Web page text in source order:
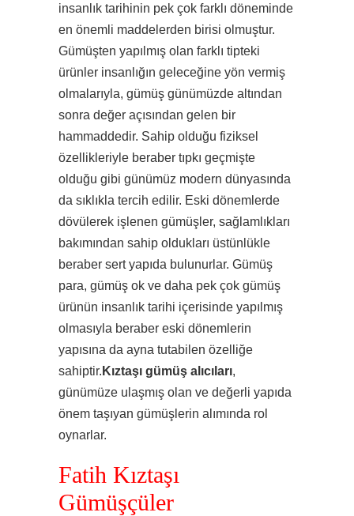
insanlık tarihinin pek çok farklı döneminde
en önemli maddelerden birisi olmuştur.
Gümüşten yapılmış olan farklı tipteki
ürünler insanlığın geleceğine yön vermiş
olmalarıyla, gümüş günümüzde altından
sonra değer açısından gelen bir
hammaddedir. Sahip olduğu fiziksel
özellikleriyle beraber tıpkı geçmişte
olduğu gibi günümüz modern dünyasında
da sıklıkla tercih edilir. Eski dönemlerde
dövülerek işlenen gümüşler, sağlamlıkları
bakımından sahip oldukları üstünlükle
beraber sert yapıda bulunurlar. Gümüş
para, gümüş ok ve daha pek çok gümüş
ürünün insanlık tarihi içerisinde yapılmış
olmasıyla beraber eski dönemlerin
yapısına da ayna tutabilen özelliğe
sahiptir. Kıztaşı gümüş alıcıları,
günümüze ulaşmış olan ve değerli yapıda
önem taşıyan gümüşlerin alımında rol
oynarlar.
Fatih Kıztaşı
Gümüşçüler